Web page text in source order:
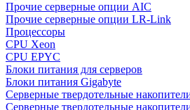
Прочие серверные опции AIC
Прочие серверные опции LR-Link
Процессоры
CPU Xeon
CPU EPYC
Блоки питания для серверов
Блоки питания Gigabyte
Серверные твердотельные
Cерверные твердотельные